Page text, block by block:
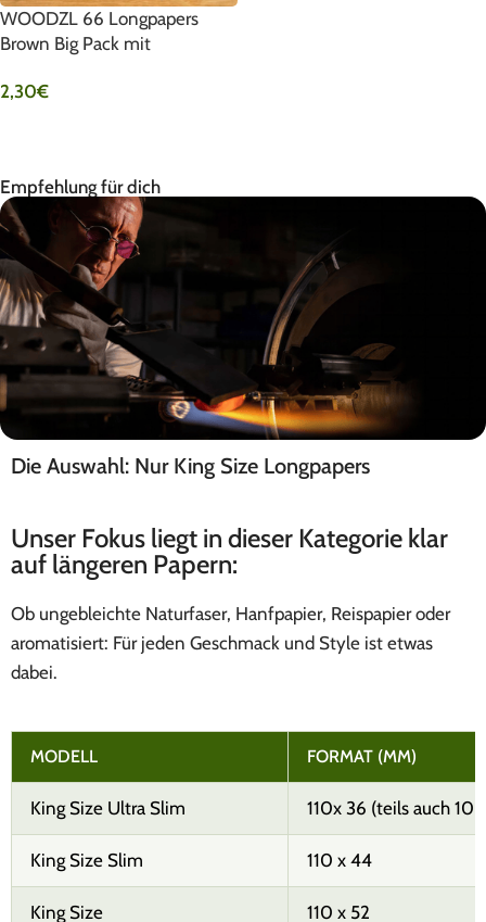
WOODZL 66 Longpapers
Brown Big Pack mit
2,30€
Empfehlung für dich
Die Auswahl: Nur King Size Longpapers
Unser Fokus liegt in dieser Kategorie klar
auf längeren Papern:
Ob ungebleichte Naturfaser, Hanfpapier, Reispapier oder
aromatisiert: Für jeden Geschmack und Style ist etwas
dabei.
MODELL FORMAT (MM)
King Size Ultra Slim 110x 36 (teils auch
King Size Slim 110 x 44
King Size 110 x 52